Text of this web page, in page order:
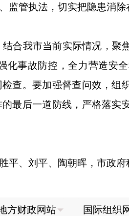
管执法，切实把隐患消除
合我市当前实际情况，聚
事故防控，全力营造安
查。要加强督查问效，组
最后一道防线，严格落实
、刘平、陶朝晖，市政府